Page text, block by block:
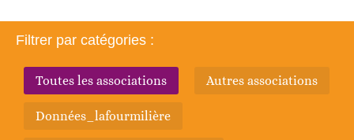
Filtrer par catégories :
toutes les associations autres associations
données_lafourmilière